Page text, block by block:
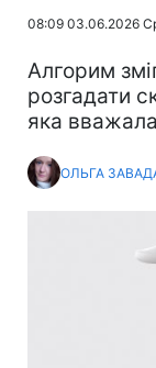
08:09 03.06.2026
Алгорим
розгадати
яка
ОЛЬГА